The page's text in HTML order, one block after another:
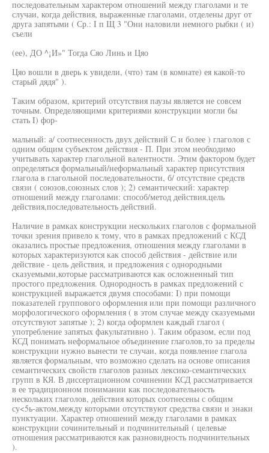
последовательным характером отношений между глаголами и те
случаи, когда действия, выраженные глаголами, отделены друг от
друга запятыми ( Ср.: I п Щ 3 "Они наловили немного рыбки ( и)
съели
(ее), ДО ^¡И»" Тогда Сяо Линь и Цяо
Цяо вошли в дверь к увидели, (что) там (в комнате) ея какой-то
старый дядя" ).
Таким образом, критерий отсутствия паузы является не совсем
точным. Определяющими критериями конструкции могли бы
стать I) фор-
мальный: а/ соотнесенность двух действий С и более ) глаголов с
одним общим субъектом действия - П. При этом необходимо
учитывать характер глагольной валентности. Этим фактором будет
определяться формальный/неформальный характер присутствия
глагола в глагольной последовательности, б/ отсутствие средств
связи ( союзов,союзных слов ); 2) семантический: характер
отношений между глаголами: способ/метод действия,цель
действия,последовательность действий.
Наличие в рамках конструкции нескольких глаголов с формальной
точки зрения привело к тому, что в рамках предложений с КСД
оказались простые предложения, отношения между глаголами в
которых характеризуются как способ действия - действие или
действие - цель действия, и предложения с однородными
сказуемыми,которые рассматриваются как осложненный тип
простого предложения. Однородность в рамках предложений с
конструкцией выражается двумя способами: I) при помощи
показателей группового оформления или при помощи различного
морфологического оформления ( в этом случае между сказуемыми
отсутствуют запятые ); 2) когда оформлен каждый глагол (
употребление запятых факультативно ). Таким образом, если под
КСД понимать неформальное объединение глаголов,то за пределы
конструкции нужно вынести те случаи, когда появление глагола
является формальным, что возможно сделать на основе описания
семантических свойств глаголов разных лексико-семантических
групп в КЯ. В диссертационном сочинении КСД рассматривается
в ее традиционном понимании как последовательность
нескольких глаголов, действия которых соотнесены с общим
су<5ь-актом,между которыми отсутствуют средства связи и знаки
пунктуации. Характер отношений между глаголами в рамках
конструкции сочинительный и подчинительный ( целевые
отношения рассматриваются как разновидность подчинительных
).